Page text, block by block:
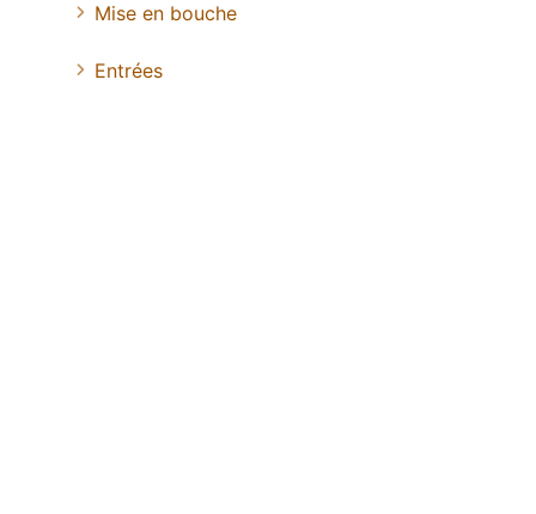
Mise en bouche
Entrées